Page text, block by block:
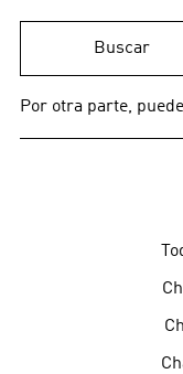
Por otra parte,